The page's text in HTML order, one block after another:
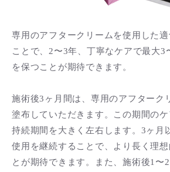
専用のアフタークリームを使用した
ことで、2〜3年、丁寧なケアで最大3
を保つことが期待できます。
施術後3ヶ月間は、専用のアフターク
塗布していただきます。この期間の
持続期間を大きく左右します。3ヶ月
使用を継続することで、より長く理想
とが期待できます。また、施術後1〜